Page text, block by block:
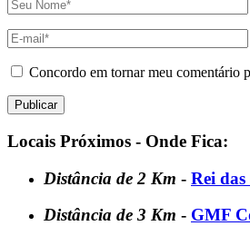
Concordo em tornar meu comentário
Locais Próximos - Onde Fica:
Distância de 2 Km - Rei
Distância de 3 Km - GMF